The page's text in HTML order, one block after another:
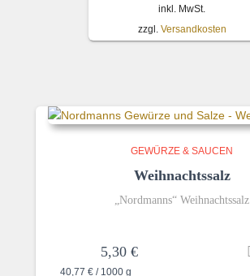
inkl. MwSt.
zzgl. Versandkosten
GEWÜRZE & SAUCEN
Weihnachtssalz
„Nordmanns“ Weihnachtssalz
5,30 €
40,77 € / 1000 g